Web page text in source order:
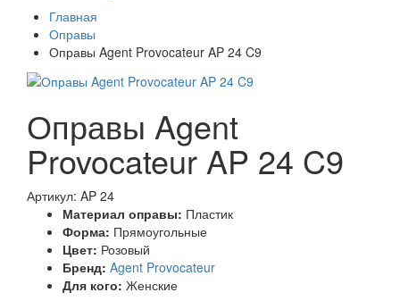
Главная
Оправы
Оправы Agent Provocateur AP 24 C9
Оправы Agent
Provocateur AP 24 C9
Артикул: AP 24
Материал оправы: Пластик
Форма: Прямоугольные
Цвет: Розовый
Бренд: Agent Provocateur
Для кого: Женские